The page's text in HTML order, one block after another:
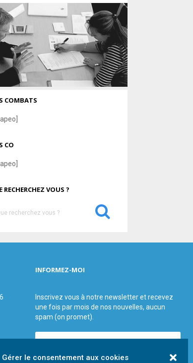
Gérer le consentement aux cookies
COMBATS
CO
RECHERCHEZ VOUS ?
R
H
INFORMEZ-MOI
Inscrivez vous à notre newsletter et recevez
une fois par mois de nos nouvelles, aucun
spam (on promet).